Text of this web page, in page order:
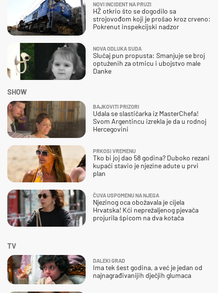
NOVI INCIDENT NA PRUZI
HŽ otkrio što se dogodilo sa
strojovođom koji je prošao kroz crveno:
Pokrenut inspekcijski nadzor
NOVA ODLUKA SUDA
Slučaj pun propusta: Smanjuje se broj
optuženih za otmicu i ubojstvo male
Danke
SHOW
BAJKOVITI PRIZORI
Udala se slastičarka iz MasterChefa!
Svom Argentincu izrekla je da u rodnoj
Hercegovini
PRKOSI VREMENU
Tko bi joj dao 58 godina? Duboko rezani
kupaći stavio je njezine adute u prvi
plan
ČUVA USPOMENU NA NJEGA
Njezinog oca obožavala je cijela
Hrvatska! Kći neprežaljenog pjevača
projurila špicom na dva kotača
TV
DALEKI GRAD
Ima tek šest godina, a već je jedan od
najnagrađivanijih dječjih glumaca